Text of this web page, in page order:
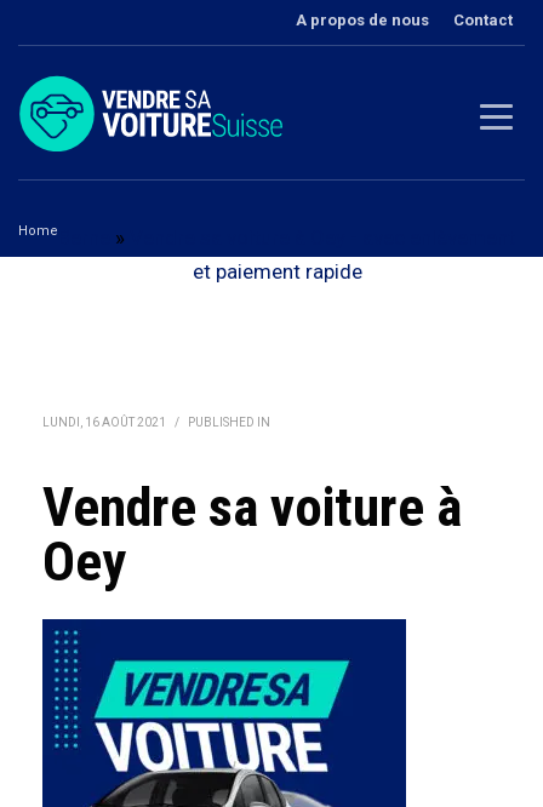
A propos de nous Contact
Home »
et paiement rapide
LUNDI, 16 AOÛT 2021 / PUBLISHED IN
Vendre sa voiture à
Oey